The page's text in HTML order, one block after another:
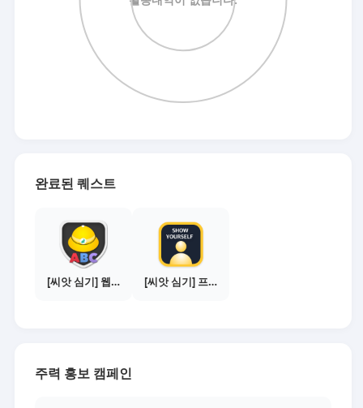
완료된 퀘스트
[씨앗 심기] 웹툰보기 - 수익내기 편 [씨앗 심기] 프로필 사진 등록하기
주력 홍보 캠페인